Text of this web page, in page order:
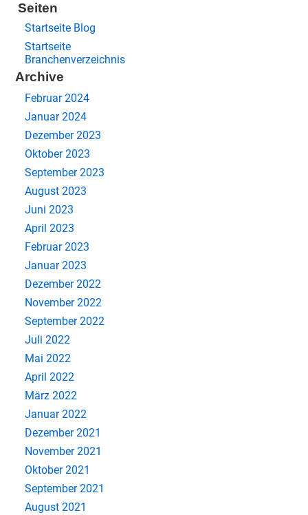
Seiten
Startseite Blog
Startseite
Branchenverzeichnis
Archive
Februar 2024
Januar 2024
Dezember 2023
Oktober 2023
September 2023
August 2023
Juni 2023
April 2023
Februar 2023
Januar 2023
Dezember 2022
November 2022
September 2022
Juli 2022
Mai 2022
April 2022
März 2022
Januar 2022
Dezember 2021
November 2021
Oktober 2021
September 2021
August 2021